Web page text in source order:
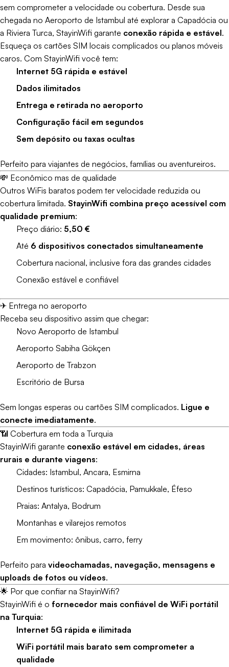
sem comprometer a velocidade ou cobertura. Desde sua
chegada no Aeroporto de Istambul até explorar a Capadócia ou
a Riviera Turca, StayinWifi garante conexão rápida e estável.
Esqueça os cartões SIM locais complicados ou planos móveis
caros. Com StayinWifi você tem:
Internet 5G rápida e estável
Dados ilimitados
Entrega e retirada no aeroporto
Configuração fácil em segundos
Sem depósito ou taxas ocultas
Perfeito para viajantes de negócios, famílias ou aventureiros.
💸 Econômico mas de qualidade
Outros WiFis baratos podem ter velocidade reduzida ou
cobertura limitada. StayinWifi combina preço acessível com
qualidade premium:
Preço diário: 5,50 €
Até 6 dispositivos conectados simultaneamente
Cobertura nacional, inclusive fora das grandes cidades
Conexão estável e confiável
✈ Entrega no aeroporto
Receba seu dispositivo assim que chegar:
Novo Aeroporto de Istambul
Aeroporto Sabiha Gökçen
Aeroporto de Trabzon
Escritório de Bursa
Sem longas esperas ou cartões SIM complicados. Ligue e
conecte imediatamente.
📶 Cobertura em toda a Turquia
StayinWifi garante conexão estável em cidades, áreas
rurais e durante viagens:
Cidades: Istambul, Ancara, Esmirna
Destinos turísticos: Capadócia, Pamukkale, Éfeso
Praias: Antalya, Bodrum
Montanhas e vilarejos remotos
Em movimento: ônibus, carro, ferry
Perfeito para videochamadas, navegação, mensagens e
uploads de fotos ou vídeos.
🌟 Por que confiar na StayinWifi?
StayinWifi é o fornecedor mais confiável de WiFi portátil
na Turquia:
Internet 5G rápida e ilimitada
WiFi portátil mais barato sem comprometer a
qualidade